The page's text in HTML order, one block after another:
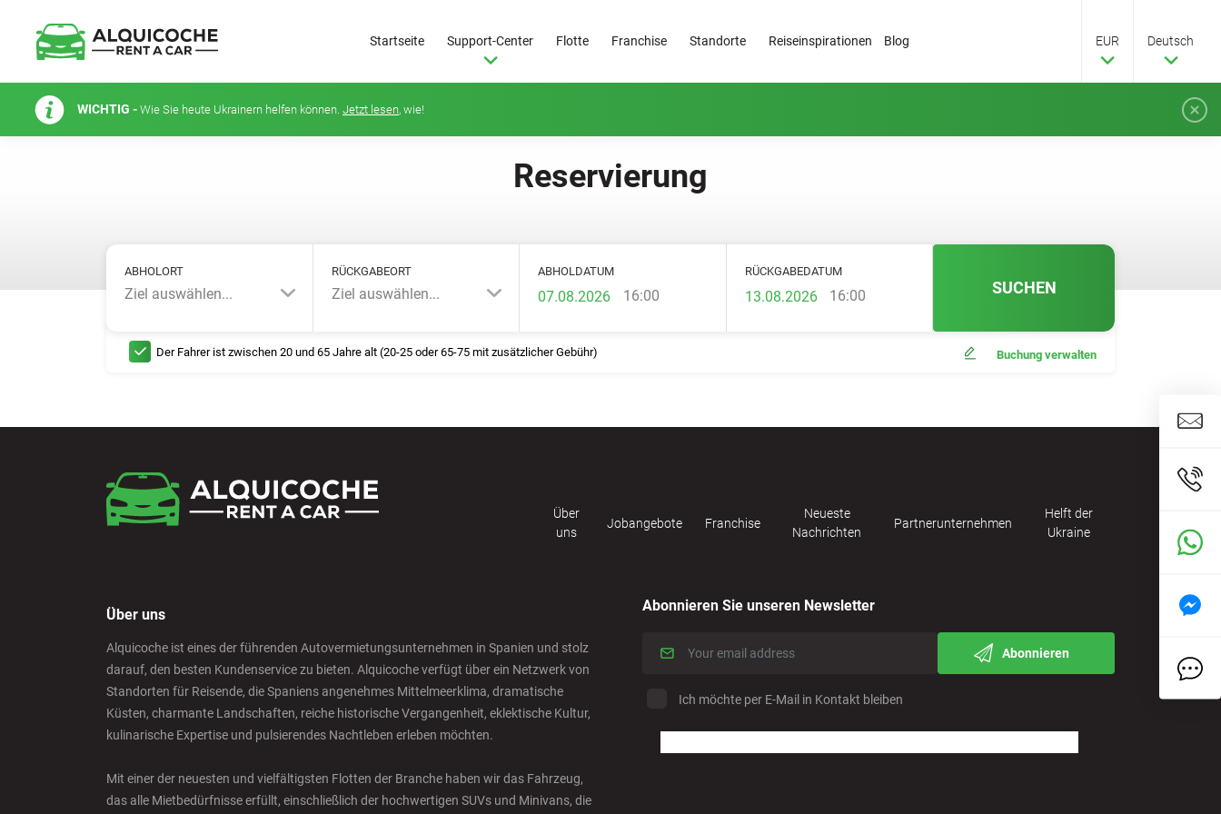
Startseite Support-Center Flotte Franchise Standorte Reiseinspirationen Blog EUR Deutsch
WICHTIG - Wie Sie heute Ukrainern helfen können. Jetzt lesen, wie!
Reservierung
ABHOLORT
Ziel auswählen...
RÜCKGABEORT
Ziel auswählen...
ABHOLDATUM
16:00
RÜCKGABEDATUM
16:00 SUCHEN
Der Fahrer ist zwischen 20 und 65 Jahre alt (20-25 oder 65-75 mit zusätzlicher Gebühr) Buchung verwalten
Über
uns
Jobangebote Franchise
Neueste
Nachrichten
Partnerunternehmen
Helft der
Ukraine
Über uns
Alquicoche ist eines der führenden Autovermietungsunternehmen in Spanien und stolz
darauf, den besten Kundenservice zu bieten. Alquicoche verfügt über ein Netzwerk von
Standorten für Reisende, die Spaniens angenehmes Mittelmeerklima, dramatische
Küsten, charmante Landschaften, reiche historische Vergangenheit, eklektische Kultur,
kulinarische Expertise und pulsierendes Nachtleben erleben möchten.
Mit einer der neuesten und vielfältigsten Flotten der Branche haben wir das Fahrzeug,
das alle Mietbedürfnisse erfüllt, einschließlich der hochwertigen SUVs und Minivans, die
Abonnieren Sie unseren Newsletter
Abonnieren
Ich möchte per E-Mail in Kontakt bleiben